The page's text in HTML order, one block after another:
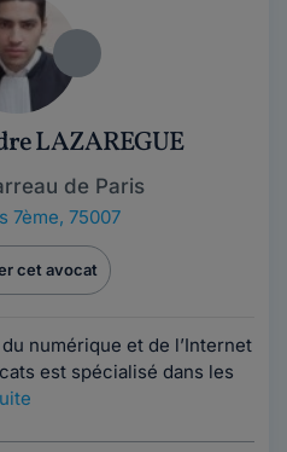
LAZAREGUE
de Paris
7ème, 75007
cet avocat
numérique et de l’Internet
est spécialisé dans les